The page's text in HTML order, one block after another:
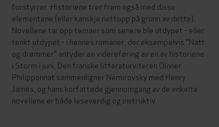
forstyrrer. Historiene trer frem også med disse
elementene (eller kanskje nettopp på grunn av dette).
Novellene tar opp temaer som senere ble utdypet - eller
tenkt utdypet - i hennes romaner, der eksempelvis "Natt
og drømmer" antyder en videreføring av en av historiene
i Storm i juni. Den franske litteraturviteren Olivier
Philipponnat sammenligner Némirovsky med Henry
James, og hans korfattede gjennomgang av de enkelte
novellene er både leseverdig og instruktiv.